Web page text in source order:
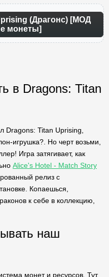
(Драгонс) [МОД
монеты]
в Dragons: Titan
Dragons: Titan Uprising,
игрушка?. Но черт возьми,
Игра затягивает, как
Alice's Hotel - Match Story
релиз с
Копаешься,
к себе в коллекцию,
наш
монет и ресурсов. Тут